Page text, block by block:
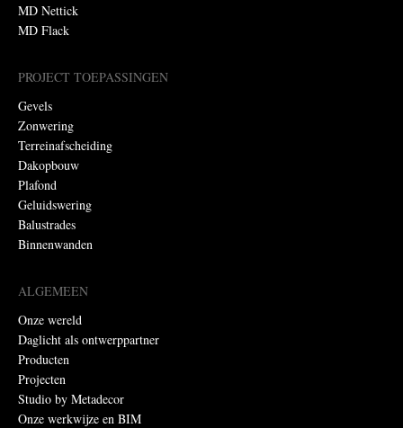
MD Nettick
MD Flack
PROJECT TOEPASSINGEN
Gevels
Zonwering
Terreinafscheiding
Dakopbouw
Plafond
Geluidswering
Balustrades
Binnenwanden
ALGEMEEN
Onze wereld
Daglicht als ontwerppartner
Producten
Projecten
Studio by Metadecor
Onze werkwijze en BIM